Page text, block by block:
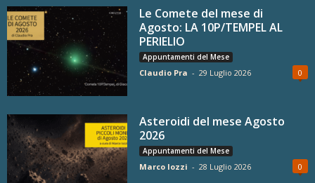
Le Comete del mese di
Agosto: LA 10P/TEMPEL AL
PERIELIO
Appuntamenti del Mese
Claudio Pra - 29 Luglio 2026 0
Asteroidi del mese Agosto
2026
Appuntamenti del Mese
Marco Iozzi - 28 Luglio 2026 0